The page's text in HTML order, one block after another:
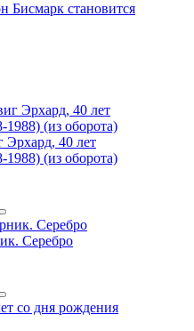
Бисмарк становится
Эрхард, 40 лет
(из оборота)
Серебро